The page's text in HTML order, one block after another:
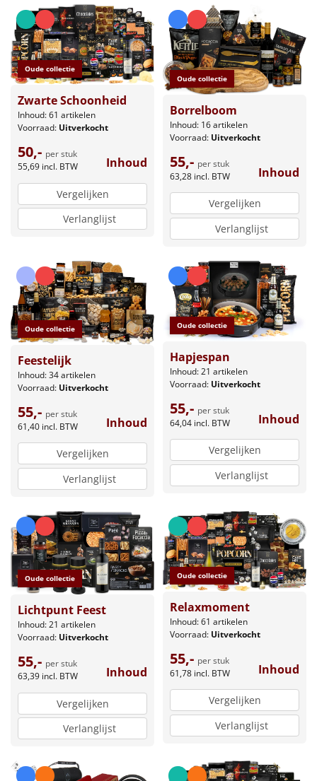
Oude collectie
Zwarte Schoonheid
Inhoud: 61 artikelen
Voorraad: Uitverkocht
50,- per stuk
55,69 incl. BTW Inhoud
Vergelijken
Verlanglijst
Oude collectie
Borrelboom
Inhoud: 16 artikelen
Voorraad: Uitverkocht
55,- per stuk
63,28 incl. BTW Inhoud
Vergelijken
Verlanglijst
Oude collectie
Feestelijk
Inhoud: 34 artikelen
Voorraad: Uitverkocht
55,- per stuk
61,40 incl. BTW Inhoud
Vergelijken
Verlanglijst
Oude collectie
Hapjespan
Inhoud: 21 artikelen
Voorraad: Uitverkocht
55,- per stuk
64,04 incl. BTW Inhoud
Vergelijken
Verlanglijst
Oude collectie
Lichtpunt Feest
Inhoud: 21 artikelen
Voorraad: Uitverkocht
55,- per stuk
63,39 incl. BTW Inhoud
Vergelijken
Verlanglijst
Oude collectie
Relaxmoment
Inhoud: 61 artikelen
Voorraad: Uitverkocht
55,- per stuk
61,78 incl. BTW Inhoud
Vergelijken
Verlanglijst